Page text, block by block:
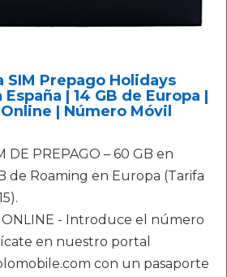
SIM Prepago Holidays
| 14 GB de Europa |
| Número Móvil
DE PREPAGO – 60 GB en
de Roaming en Europa (Tarifa
ONLINE - Introduce el número
en nuestro portal
con un pasaporte